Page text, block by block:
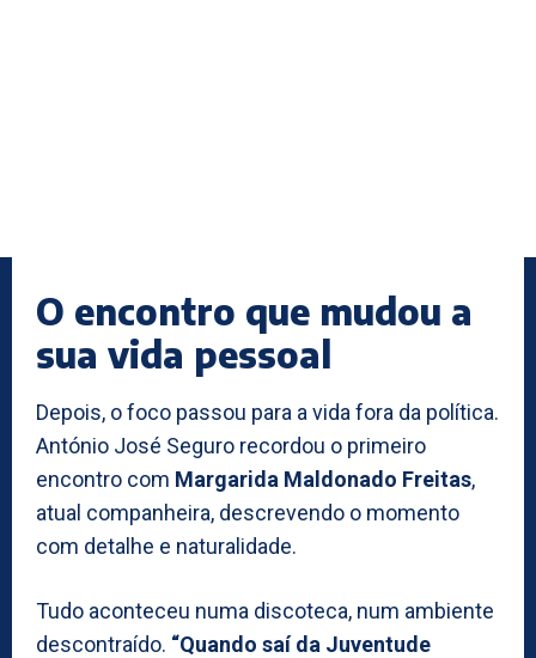
O encontro que mudou a
sua vida pessoal
Depois, o foco passou para a vida fora da política.
António José Seguro recordou o primeiro
encontro com Margarida Maldonado Freitas,
atual companheira, descrevendo o momento
com detalhe e naturalidade.
Tudo aconteceu numa discoteca, num ambiente
descontraído. “Quando saí da Juventude